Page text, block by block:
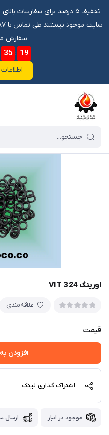
سفارش
: 35 : 18
فروشگاه آنلاین آوروکو
اورینگ 24 3 VIT
علاقه‌مندی
قیمت:
افزودن
اشتراک گذاری لینک
موجود در انبار ارسال